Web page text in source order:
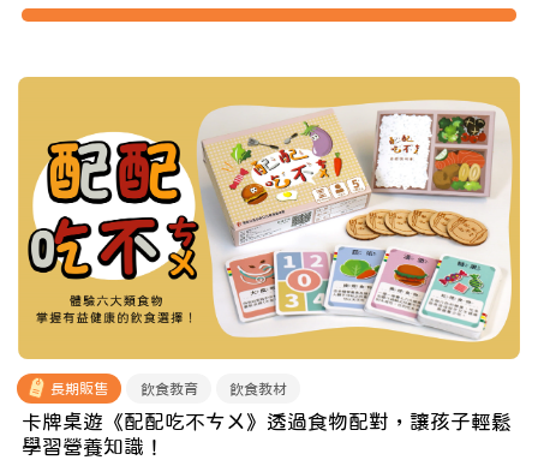
長期販售 飲食教育 飲食教材
卡牌桌遊《配配吃不ㄘㄨ》透過食物配對，讓孩子輕鬆
學習營養知識！